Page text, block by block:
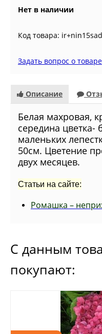
Нет в наличии
Код товара: ir+nin15sad
Задать вопрос о товаре
Описание
Белая махровая,
середина цветка-
маленьких
50см. Цветение
двух месяцев.
Статьи на сайте:
Ромашка –
С данным
покупают: